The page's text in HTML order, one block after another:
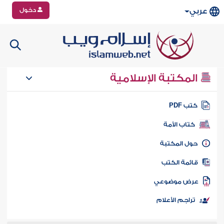
عربي دخول
المكتبة الإسلامية
كتب PDF
كتاب الأمة
المكتبة
الكتب
موضوعي